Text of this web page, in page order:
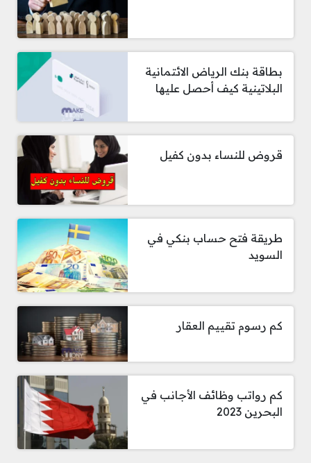
بطاقة بنك الرياض الائتمانية
البلاتينية كيف أحصل عليها
قروض للنساء بدون كفيل
طريقة فتح حساب بنكي في
السويد
كم رسوم تقييم العقار
كم رواتب وظائف الأجانب في
البحرين 2023